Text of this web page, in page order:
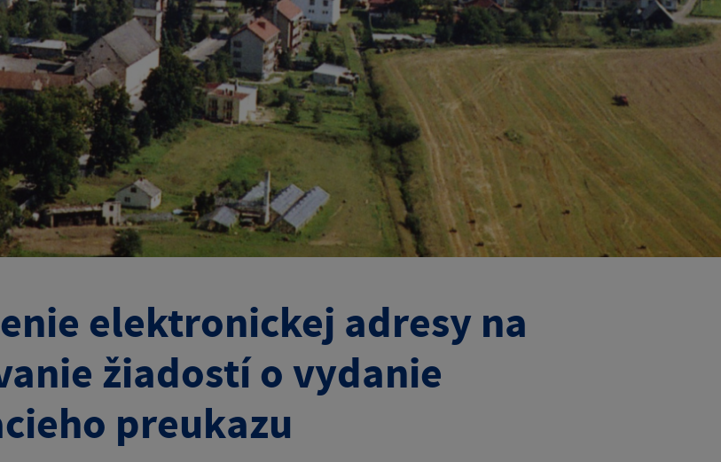
elektronickej adresy na
žiadostí o vydanie
preukazu